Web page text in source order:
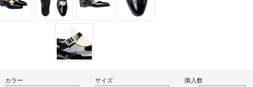
カラー サイズ 購入数